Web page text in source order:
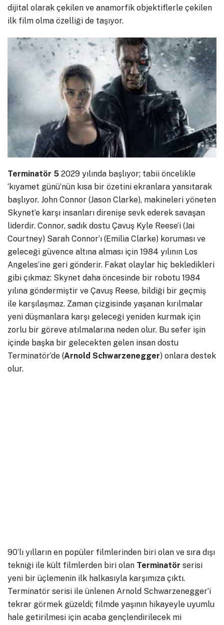
dijital olarak çekilen ve anamorfik objektiflerle çekilen
ilk film olma özelliği de taşıyor.
Terminatör 5 2029 yılında başlıyor; tabii öncelikle
‘kıyamet günü’nün kısa bir özetini ekranlara yansıtarak
başlıyor. John Connor (Jason Clarke), makineleri yöneten
Skynet’e karşı insanları direnişe sevk ederek savaşan
liderdir. Connor, sadık dostu Çavuş Kyle Reese’i (Jai
Courtney) Sarah Connor’ı (Emilia Clarke) koruması ve
geleceği güvence altına alması için 1984 yılının Los
Angeles’ine geri gönderir. Fakat olaylar hiç bekledikleri
gibi çıkmaz: Skynet daha öncesinde bir robotu 1984
yılına göndermiştir ve Çavuş Reese, bildiği bir geçmiş
ile karşılaşmaz. Zaman çizgisinde yaşanan kırılmalar
yeni düşmanlara karşı geleceği yeniden kurmak için
zorlu bir göreve atılmalarına neden olur. Bu sefer işin
içinde başka bir gelecekten gelen insan dostu
Terminatör’de (Arnold Schwarzenegger) onlara destek
olur.
90’lı yılların en popüler filmlerinden biri olan ve sıra dışı
tekniği ile kült filmlerden biri olan Terminatör serisi
yeni bir üçlemenin ilk halkasıyla karşımıza çıktı.
Terminatör serisi ile ünlenen Arnold Schwarzenegger’i
tekrar görmek güzeldi; filmde yaşının hikayeyle uyumlu
hale getirilmesi için acaba gençlendirilecek mi